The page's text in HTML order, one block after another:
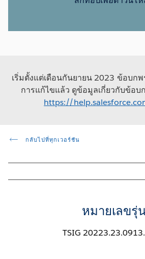
เริ่มตั้งแต่เดือนกันยายน 2023 ข้อบก
การแก้ไขแล้ว ดูข้อมูลเกี่ยวกับข้อบ
https://
กลับไปที่ทุกเวอร์ชัน
หมายเลขรุ่
TSIG